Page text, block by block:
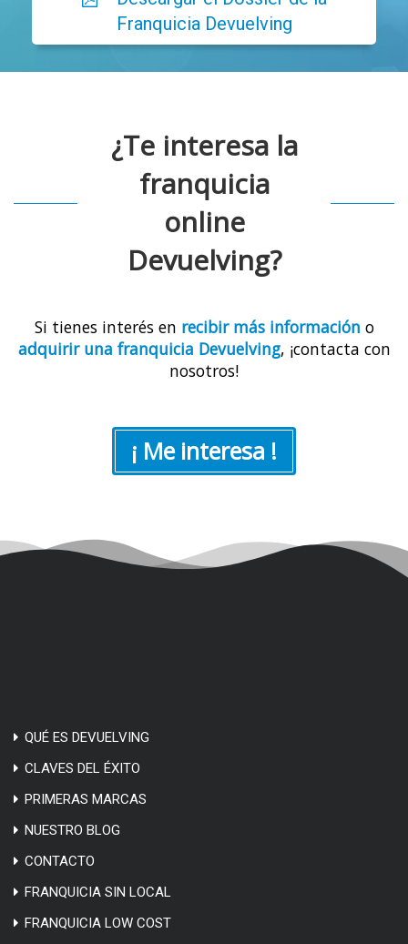
Franquicia Devuelving
¿Te interesa la
franquicia
online
Devuelving?
Si tienes interés en recibir más información o
adquirir una franquicia Devuelving, ¡contacta con
nosotros!
¡ Me interesa !
QUÉ ES DEVUELVING
CLAVES DEL ÉXITO
PRIMERAS MARCAS
NUESTRO BLOG
CONTACTO
FRANQUICIA SIN LOCAL
FRANQUICIA LOW COST